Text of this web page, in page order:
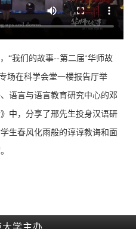
“我们的故事--第二届‘华师故
场在科学会堂一楼报告厅举
语言与语言教育研究中心的邓
中，分享了邢先生投身汉语研
生春风化雨般的谆谆教诲和面
学主办